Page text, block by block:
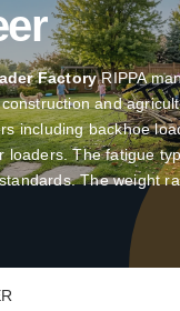
Factory RIPPA
and
including backhoe
loaders. The fatigue
The weight